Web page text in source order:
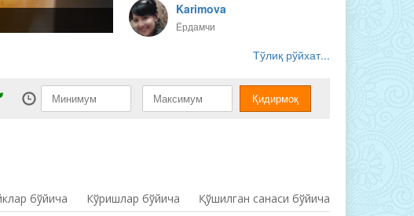
Karimova
Ёрдамчи
Тўлиқ рўйхат...
бўйича Кўришлар бўйича Қўшилган санаси бўйича